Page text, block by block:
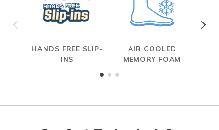
HANDS FREE SLIP-
INS
AIR COOLED
MEMORY FOAM